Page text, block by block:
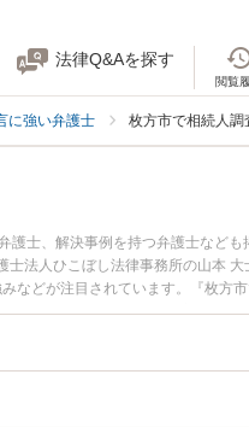
法律Q&Aを探す
閲覧
に強い弁護士 枚方市で相続人
士、解決事例を持つ弁護士なども
法人ひこぼし法律事務所の山本
などが注目されています。『枚方
弁護士を検索したい』『初回相談